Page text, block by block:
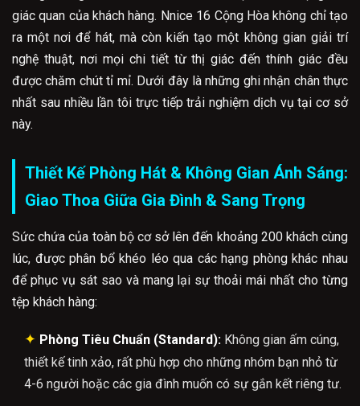
giác quan của khách hàng. Nnice 16 Cộng Hòa không chỉ tạo
ra một nơi để hát, mà còn kiến tạo một không gian giải trí
nghệ thuật, nơi mọi chi tiết từ thị giác đến thính giác đều
được chăm chút tỉ mỉ. Dưới đây là những ghi nhận chân thực
nhất sau nhiều lần tôi trực tiếp trải nghiệm dịch vụ tại cơ sở
này.
Thiết Kế Phòng Hát & Không Gian Ánh Sáng:
Giao Thoa Giữa Gia Đình & Sang Trọng
Sức chứa của toàn bộ cơ sở lên đến khoảng 200 khách cùng
lúc, được phân bổ khéo léo qua các hạng phòng khác nhau
để phục vụ sát sao và mang lại sự thoải mái nhất cho từng
tệp khách hàng:
✦ Phòng Tiêu Chuẩn (Standard):Không gian ấm cúng,
thiết kế tinh xảo, rất phù hợp cho những nhóm bạn nhỏ từ
4-6 người hoặc các gia đình muốn có sự gắn kết riêng tư.